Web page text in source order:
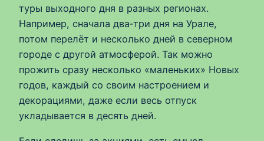
туры выходного дня в разных регионах.
Например, сначала два‑три дня на Урале,
потом перелёт и несколько дней в северном
городе с другой атмосферой. Так можно
прожить сразу несколько «маленьких» Новых
годов, каждый со своим настроением и
декорациями, даже если весь отпуск
укладывается в десять дней.